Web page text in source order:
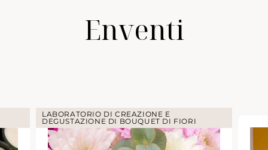
Enventi
LABORATORIO DI CREAZIONE E
DEGUSTAZIONE DI BOUQUET DI FIORI